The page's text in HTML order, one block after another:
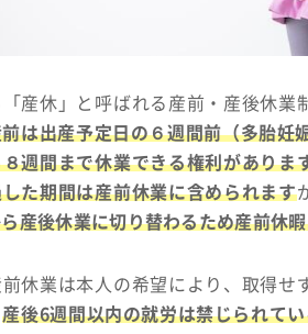
「産休」と呼ばれる産前・産後休
前は出産予定日の６週間前（多胎妊
週間まで休業できる権利がありま
た期間は産前休業に含められます
産後休業に切り替わるため産前休
前休業は本人の希望により、取得
産後6週間以内の就労は禁じられて